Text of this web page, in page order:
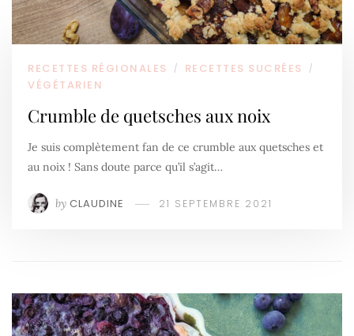
RECETTES RÉGIONALES / RECETTES SUCRÉES /
VÉGÉTARIEN
Crumble de quetsches aux noix
Je suis complètement fan de ce crumble aux quetsches et
au noix ! Sans doute parce qu’il s’agit…
by CLAUDINE 21 SEPTEMBRE 2021